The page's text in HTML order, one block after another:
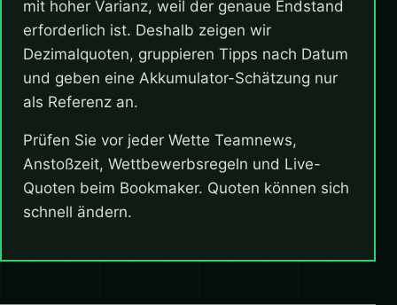
mit hoher Varianz, weil der genaue Endstand
erforderlich ist. Deshalb zeigen wir
Dezimalquoten, gruppieren Tipps nach Datum
und geben eine Akkumulator-Schätzung nur
als Referenz an.
Prüfen Sie vor jeder Wette Teamnews,
Anstoßzeit, Wettbewerbsregeln und Live-
Quoten beim Bookmaker. Quoten können sich
schnell ändern.